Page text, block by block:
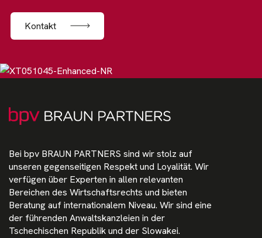
Kontakt
Bei bpv BRAUN PARTNERS sind wir stolz auf
unseren gegenseitigen Respekt und Loyalität. Wir
verfügen über Experten in allen relevanten
Bereichen des Wirtschaftsrechts und bieten
Beratung auf internationalem Niveau. Wir sind eine
der führenden Anwaltskanzleien in der
Tschechischen Republik und der Slowakei.